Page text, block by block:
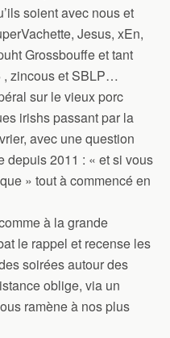
soient avec nous et
Jesus, xEn,
Grossbouffe et tant
, zincous et SBLP…
sur le vieux porc
irishs passant par la
avec une question
depuis 2011 : « et si vous
» tout à commencé en
à la grande
le rappel et recense les
soirées autour des
oblige, via un
ramène à nos plus